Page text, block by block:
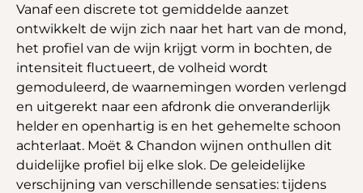
Vanaf een discrete tot gemiddelde aanzet
ontwikkelt de wijn zich naar het hart van de mond,
het profiel van de wijn krijgt vorm in bochten, de
intensiteit fluctueert, de volheid wordt
gemoduleerd, de waarnemingen worden verlengd
en uitgerekt naar een afdronk die onveranderlijk
helder en openhartig is en het gehemelte schoon
achterlaat. Moët & Chandon wijnen onthullen dit
duidelijke profiel bij elke slok. De geleidelijke
verschijning van verschillende sensaties: tijdens